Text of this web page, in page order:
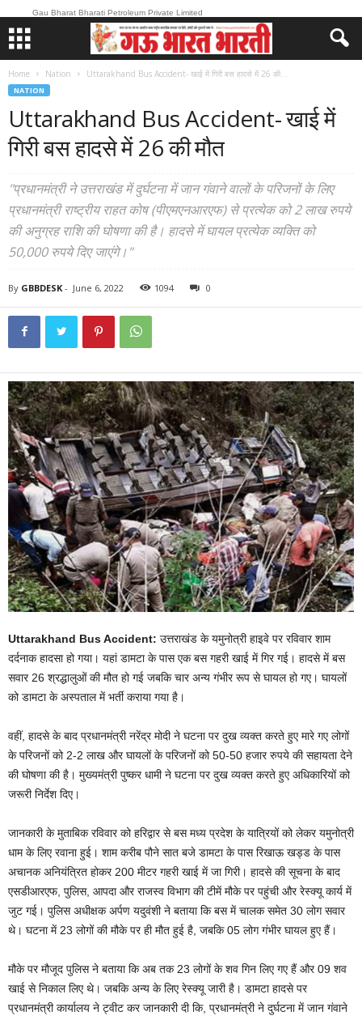
Gau Bharat Bharati Petroleum Private Limited
Home Nation Uttarakhand Bus Accident- खाई में गिरी बस हादसे में 26 की...
NATION
Uttarakhand Bus Accident- खाई में
गिरी बस हादसे में 26 की मौत
"प्रधानमंत्री ने उत्तराखंड में दुर्घटना में जान गंवाने वालों के परिजनों के लिए
प्रधानमंत्री राष्ट्रीय राहत कोष (पीएमएनआरएफ) से प्रत्येक को 2 लाख रुपये
की अनुग्रह राशि की घोषणा की है। हादसे में घायल प्रत्येक व्यक्ति को
50,000 रुपये दिए जाएंगे।"
By GBBDESK - June 6, 2022 1094 0
Uttarakhand Bus Accident: उत्तराखंड के यमुनोत्री हाइवे पर रविवार शाम
दर्दनाक हादसा हो गया। यहां डामटा के पास एक बस गहरी खाई में गिर गई। हादसे में बस
सवार 26 श्रद्धालुओं की मौत हो गई जबकि चार अन्य गंभीर रूप से घायल हो गए। घायलों
को डामटा के अस्पताल में भर्ती कराया गया है।
वहीं, हादसे के बाद प्रधानमंत्री नरेंद्र मोदी ने घटना पर दुख व्यक्त करते हुए मारे गए लोगों
के परिजनों को 2-2 लाख और घायलों के परिजनों को 50-50 हजार रुपये की सहायता देने
की घोषणा की है। मुख्यमंत्री पुष्कर धामी ने घटना पर दुख व्यक्त करते हुए अधिकारियों को
जरूरी निर्देश दिए।
जानकारी के मुताबिक रविवार को हरिद्वार से बस मध्य प्रदेश के यात्रियों को लेकर यमुनोत्री
धाम के लिए रवाना हुई। शाम करीब पौने सात बजे डामटा के पास रिखाऊ खड्ड के पास
अचानक अनियंत्रित होकर 200 मीटर गहरी खाई में जा गिरी। हादसे की सूचना के बाद
एसडीआरएफ, पुलिस, आपदा और राजस्व विभाग की टीमें मौके पर पहुंची और रेस्क्यू कार्य में
जुट गई। पुलिस अधीक्षक अर्पण यदुवंशी ने बताया कि बस में चालक समेत 30 लोग सवार
थे। घटना में 23 लोगों की मौके पर ही मौत हुई है, जबकि 05 लोग गंभीर घायल हुए हैं।
मौके पर मौजूद पुलिस ने बताया कि अब तक 23 लोगों के शव गिन लिए गए हैं और 09 शव
खाई से निकाल लिए थे। जबकि अन्य के लिए रेस्क्यू जारी है। डामटा हादसे पर
प्रधानमंत्री कार्यालय ने ट्वीट कर जानकारी दी कि, प्रधानमंत्री ने दुर्घटना में जान गंवाने